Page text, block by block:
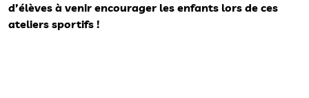
d’élèves à venir encourager les enfants lors de ces
ateliers sportifs !